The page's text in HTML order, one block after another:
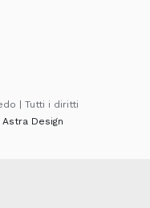
| Tutti i diritti
Astra Design